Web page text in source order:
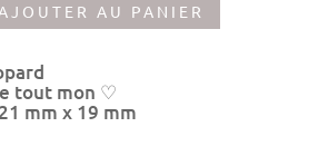
AU PANIER
tout mon ♡
mm x 19 mm